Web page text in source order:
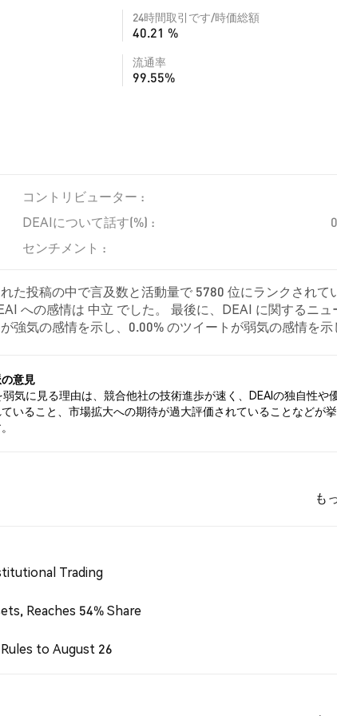
24時間取引です/時価総額
40.21 %
流通率
99.55%
コントリビューター :
DEAIについて話す(%) :
センチメント :
た投稿の中で言及数と活動量で 5780 位にランクされて
への感情は 中立 でした。 最後に、DEAI に関するニュ
気の感情を示し、0.00% のツイートが弱気の感情を示
意見
弱気に見る理由は、競合他社の技術進歩が速く、DEAIの独自性や
いること、市場拡大への期待が過大評価されていることなどが
も
Trading
Reaches 54% Share
to August 26